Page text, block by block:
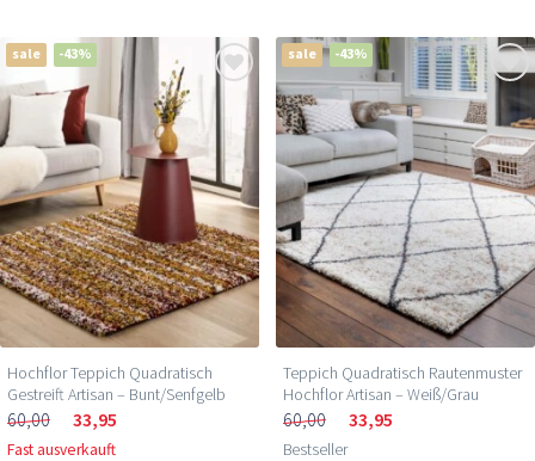
sale -43%
Hochflor Teppich Quadratisch
Gestreift Artisan – Bunt/Senfgelb
60,00 33,95
Fast ausverkauft
sale -43%
Teppich Quadratisch Rautenmuster
Hochflor Artisan – Weiß/Grau
60,00 33,95
Bestseller